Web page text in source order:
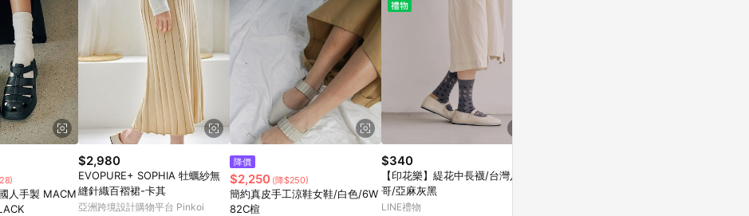
人手製 MACM
$2,980
EVOPURE+ SOPHIA 牡蠣紗無
縫針織百褶裙-卡其
亞洲跨境設計購物平台 Pinkoi
降價
$2,250 (降$250)
簡約真皮手工涼鞋女鞋/白色/6W
82C楦
$340
【印花樂】緹花中長襪/台灣八
哥/亞麻灰黑
LINE禮物